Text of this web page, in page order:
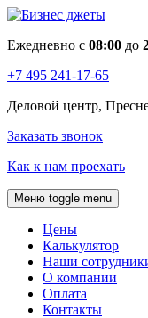
Ежедневно с 08:00 до
+7 495 241-17-65
Деловой центр,
Заказать звонок
Как к нам проехать
Меню toggle menu
Цены
Калькулятор
Наши
О компании
Оплата
Контакты